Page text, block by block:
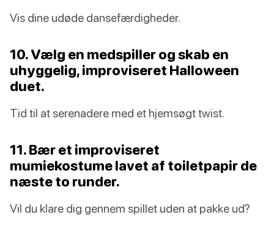
Vis dine udøde dansefærdigheder.
10. Vælg en medspiller og skab en
uhyggelig, improviseret Halloween
duet.
Tid til at serenadere med et hjemsøgt twist.
11. Bær et improviseret
mumiekostume lavet af toiletpapir de
næste to runder.
Vil du klare dig gennem spillet uden at pakke ud?